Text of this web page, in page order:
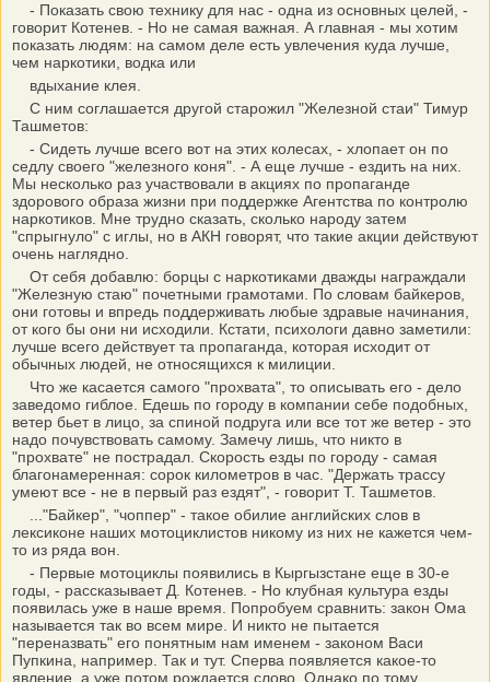
- Показать свою технику для нас - одна из основных целей, -
говорит Котенев. - Но не самая важная. А главная - мы хотим
показать людям: на самом деле есть увлечения куда лучше,
чем наркотики, водка или
вдыхание клея.
С ним соглашается другой старожил "Железной стаи" Тимур
Ташметов:
- Сидеть лучше всего вот на этих колесах, - хлопает он по
седлу своего "железного коня". - А еще лучше - ездить на них.
Мы несколько раз участвовали в акциях по пропаганде
здорового образа жизни при поддержке Агентства по контролю
наркотиков. Мне трудно сказать, сколько народу затем
"спрыгнуло" с иглы, но в АКН говорят, что такие акции действуют
очень наглядно.
От себя добавлю: борцы с наркотиками дважды награждали
"Железную стаю" почетными грамотами. По словам байкеров,
они готовы и впредь поддерживать любые здравые начинания,
от кого бы они ни исходили. Кстати, психологи давно заметили:
лучше всего действует та пропаганда, которая исходит от
обычных людей, не относящихся к милиции.
Что же касается самого "прохвата", то описывать его - дело
заведомо гиблое. Едешь по городу в компании себе подобных,
ветер бьет в лицо, за спиной подруга или все тот же ветер - это
надо почувствовать самому. Замечу лишь, что никто в
"прохвате" не пострадал. Скорость езды по городу - самая
благонамеренная: сорок километров в час. "Держать трассу
умеют все - не в первый раз ездят", - говорит Т. Ташметов.
..."Байкер", "чоппер" - такое обилие английских слов в
лексиконе наших мотоциклистов никому из них не кажется чем-
то из ряда вон.
- Первые мотоциклы появились в Кыргызстане еще в 30-е
годы, - рассказывает Д. Котенев. - Но клубная культура езды
появилась уже в наше время. Попробуем сравнить: закон Ома
называется так во всем мире. И никто не пытается
"переназвать" его понятным нам именем - законом Васи
Пупкина, например. Так и тут. Сперва появляется какое-то
явление, а уже потом рождается слово. Однако по тому,